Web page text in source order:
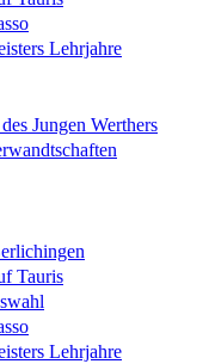
Lehrjahre
Jungen Werthers
Tauris
Lehrjahre